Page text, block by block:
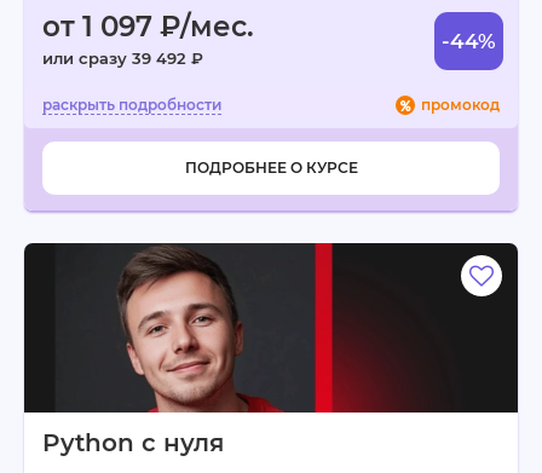
от 1 097 ₽/мес.
или сразу 39 492 ₽
-44%
промокод
ПОДРОБНЕЕ О КУРСЕ
Python с нуля